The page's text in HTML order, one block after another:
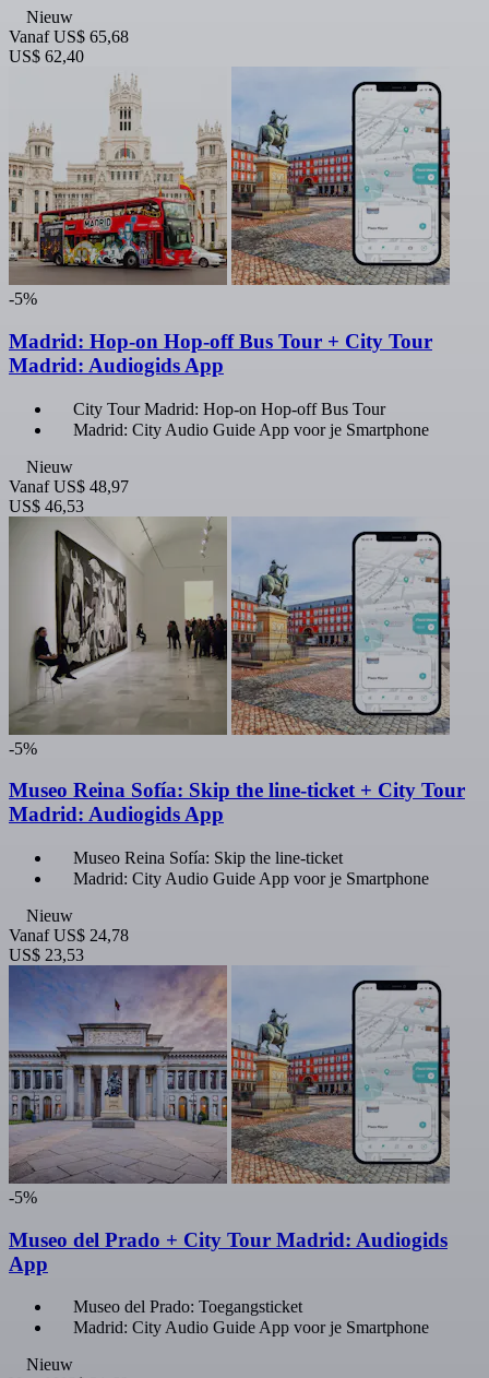
Nieuw
Vanaf US$ 65,68
US$ 62,40
-5%
Madrid: Hop-on Hop-off Bus Tour + City Tour
Madrid: Audiogids App
City Tour Madrid: Hop-on Hop-off Bus Tour
Madrid: City Audio Guide App voor je Smartphone
Nieuw
Vanaf US$ 48,97
US$ 46,53
-5%
Museo Reina Sofía: Skip the line-ticket + City Tour
Madrid: Audiogids App
Museo Reina Sofía: Skip the line-ticket
Madrid: City Audio Guide App voor je Smartphone
Nieuw
Vanaf US$ 24,78
US$ 23,53
-5%
Museo del Prado + City Tour Madrid: Audiogids
App
Museo del Prado: Toegangsticket
Madrid: City Audio Guide App voor je Smartphone
Nieuw